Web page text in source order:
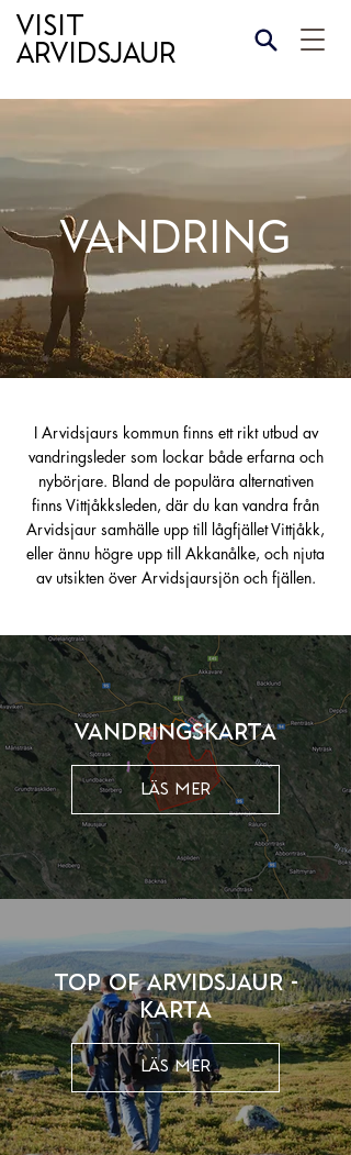
Visit
Arvidsjaur
Vandring
I Arvidsjaurs kommun finns ett rikt utbud av
vandringsleder som lockar både erfarna och
nybörjare. Bland de populära alternativen
finns Vittjåkksleden, där du kan vandra från
Arvidsjaur samhälle upp till lågfjället Vittjåkk,
eller ännu högre upp till Akkanålke, och njuta
av utsikten över Arvidsjaursjön och fjällen.
Vandringskarta
LÄS MER
Top of Arvidsjaur -
Karta
LÄS MER